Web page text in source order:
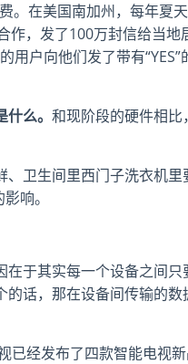
。在美国南加州，每年夏天
作，发了100万封信给当地
户向他们发了带有“YES”
么。 和现阶段的硬件相比，
、卫生间里西门子洗衣机里
响。
在于其实每一个设备之间只
的话，那在设备间传输的数
已经发布了四款智能电视